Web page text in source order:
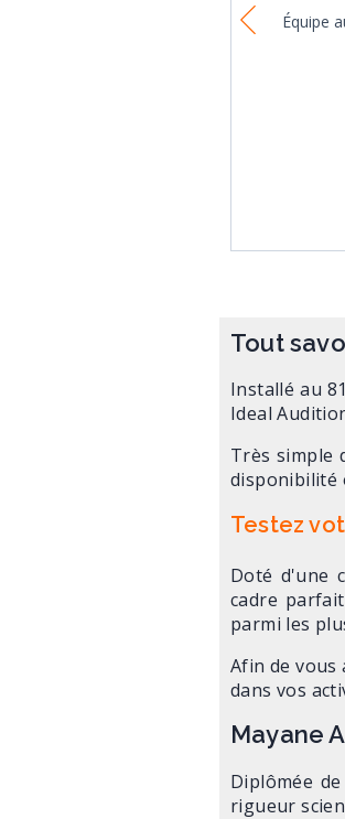
Équipe
Tout
Installé au
Ideal
Très simple
disponibilité
Testez
Doté d'une
cadre
parmi les
Afin de
dans vos
Mayane
Diplômée
rigueur